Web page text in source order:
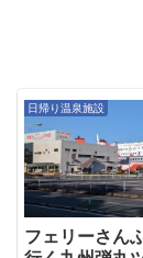
日帰り温泉施設
フェリーさん